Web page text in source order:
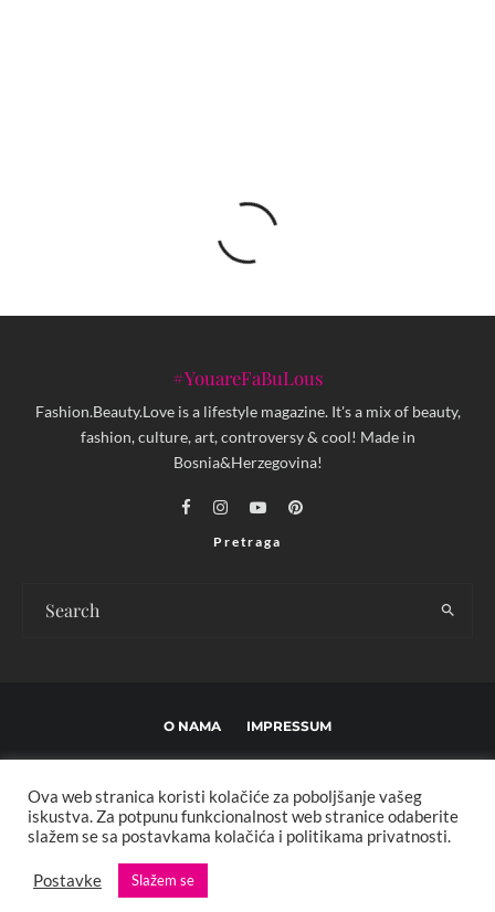
#YouareFaBuLous
Fashion.Beauty.Love is a lifestyle magazine. It's a mix of beauty,
fashion, culture, art, controversy & cool! Made in
Bosnia&Herzegovina!
Pretraga
O NAMA IMPRESSUM
POLITIKA PRIVATNOSTI MARKETING KONTAKT
Copyright © 2013 - 2025 FBL creative. Sva prava zadržana. Developed by:
XStreamThemes
Ova web stranica koristi kolačiće za poboljšanje vašeg
iskustva. Za potpunu funkcionalnost web stranice odaberite
slažem se sa postavkama kolačića i politikama privatnosti.
Postavke Slažem se